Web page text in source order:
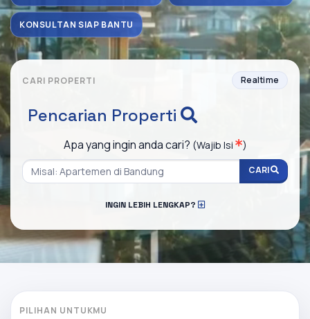
KONSULTAN SIAP BANTU
CARI PROPERTI Realtime
Pencarian Properti
Apa yang ingin anda cari? (Wajib Isi )
CARI
INGIN LEBIH LENGKAP?
PILIHAN UNTUKMU